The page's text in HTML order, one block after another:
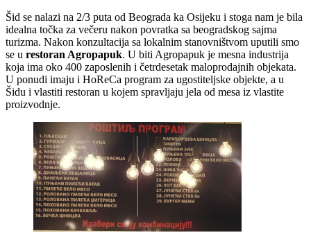
Šid se nalazi na 2/3 puta od Beograda ka Osijeku i stoga nam je bila
idealna točka za večeru nakon povratka sa beogradskog sajma
turizma. Nakon konzultacija sa lokalnim stanovništvom uputili smo
se u restoran Agropapuk. U biti Agropapuk je mesna industrija
koja ima oko 400 zaposlenih i četrdesetak maloprodajnih objekata.
U ponudi imaju i HoReCa program za ugostiteljske objekte, a u
Šidu i vlastiti restoran u kojem spravljaju jela od mesa iz vlastite
proizvodnje.